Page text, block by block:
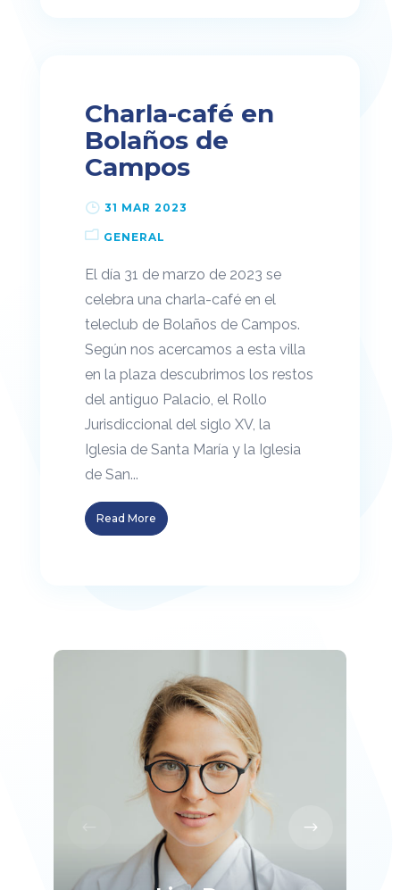
Charla-café en
Bolaños de
Campos
31 MAR 2023
GENERAL
El día 31 de marzo de 2023 se
celebra una charla-café en el
teleclub de Bolaños de Campos.
Según nos acercamos a esta villa
en la plaza descubrimos los restos
del antiguo Palacio, el Rollo
Jurisdiccional del siglo XV, la
Iglesia de Santa María y la Iglesia
de San...
Read More